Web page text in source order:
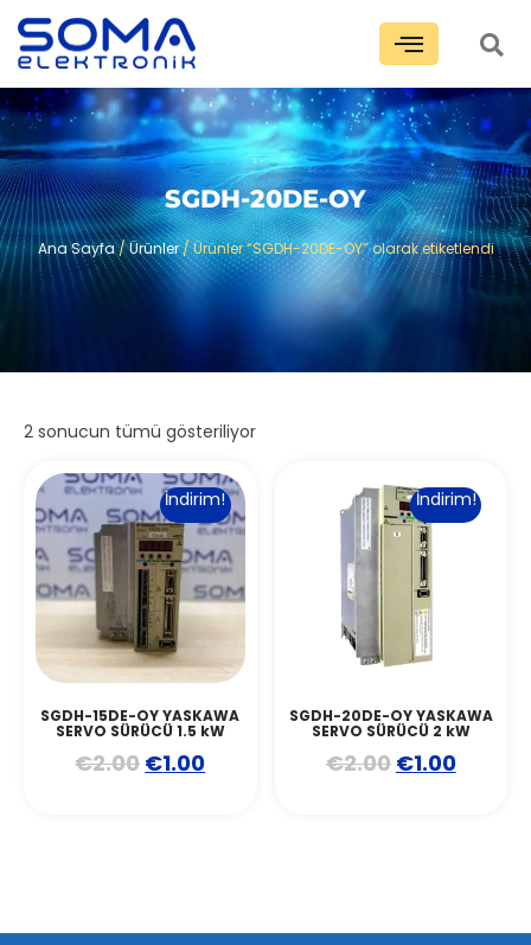
SGDH-20DE-OY
Ana Sayfa/Ürünler/ Ürünler “SGDH-20DE-OY” olarak etiketlendi
2 sonucun tümü gösteriliyor
İndirim!
SGDH-15DE-OY YASKAWA
SERVO SÜRÜCÜ 1.5 kW
€2.00 €1.00
İndirim!
SGDH-20DE-OY YASKAWA
SERVO SÜRÜCÜ 2 kW
€2.00 €1.00